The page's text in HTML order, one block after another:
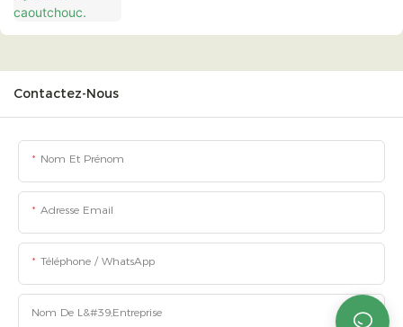
Contactez-Nous
Nom Et Prénom
Adresse Email
Téléphone / WhatsApp
Nom De L&#39;entreprise